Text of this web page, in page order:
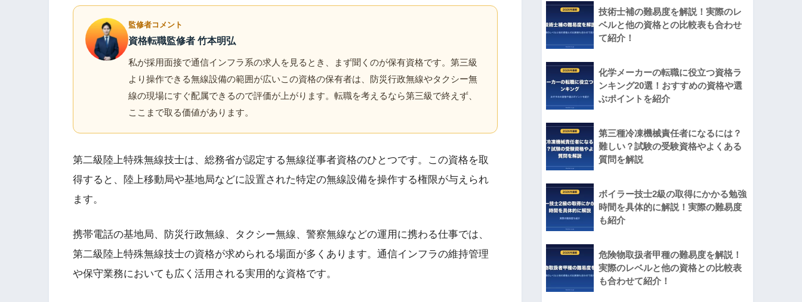
監修者コメント
資格転職監修者 竹本明弘
私が採用面接で通信インフラ系の求人を見るとき、まず聞くのが保有資格です。第三級
より操作できる無線設備の範囲が広いこの資格の保有者は、防災行政無線やタクシー無
線の現場にすぐ配属できるので評価が上がります。転職を考えるなら第三級で終えず、
ここまで取る価値があります。
第二級陸上特殊無線技士は、総務省が認定する無線従事者資格のひとつです。この資格を取
得すると、陸上移動局や基地局などに設置された特定の無線設備を操作する権限が与えられ
ます。
携帯電話の基地局、防災行政無線、タクシー無線、警察無線などの運用に携わる仕事では、
第二級陸上特殊無線技士の資格が求められる場面が多くあります。通信インフラの維持管理
や保守業務においても広く活用される実用的な資格です。
技術士補の難易度を解説！実際のレ
ベルと他の資格との比較表も合わせ
て紹介！
化学メーカーの転職に役立つ資格ラ
ンキング20選！おすすめの資格や選
ぶポイントを紹介
第三種冷凍機械責任者になるには？
難しい？試験の受験資格やよくある
質問を解説
ボイラー技士2級の取得にかかる勉強
時間を具体的に解説！実際の難易度
も紹介
危険物取扱者甲種の難易度を解説！
実際のレベルと他の資格との比較表
も合わせて紹介！